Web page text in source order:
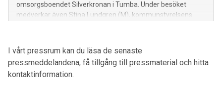
omsorgsboendet Silverkronan i Tumba. Under besöket
medverkar även Stina Lundgren (M), kommunstyrelsens
I vårt pressrum kan du läsa de senaste
pressmeddelandena, få tillgång till pressmaterial och hitta
kontaktinformation.